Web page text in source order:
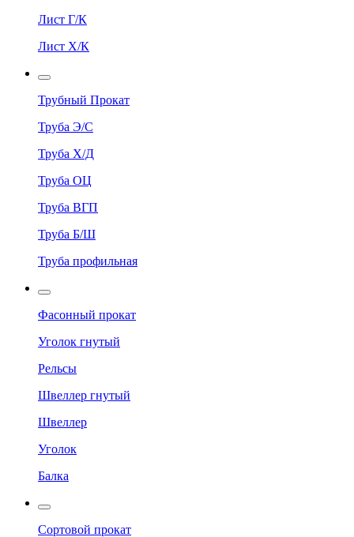
Лист Г/К
Лист Х/К
Трубный Прокат
Труба Э/С
Труба Х/Д
Труба ОЦ
Труба ВГП
Труба Б/Ш
Труба профильная
Фасонный прокат
Уголок гнутый
Рельсы
Швеллер гнутый
Швеллер
Уголок
Балка
Сортовой прокат